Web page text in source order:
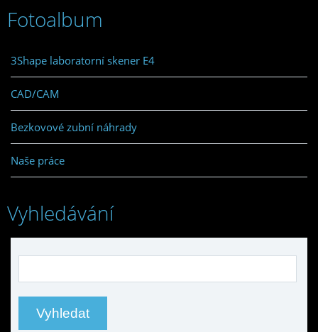
Fotoalbum
3Shape laboratorní skener E4
CAD/CAM
Bezkovové zubní náhrady
Naše práce
Vyhledávání